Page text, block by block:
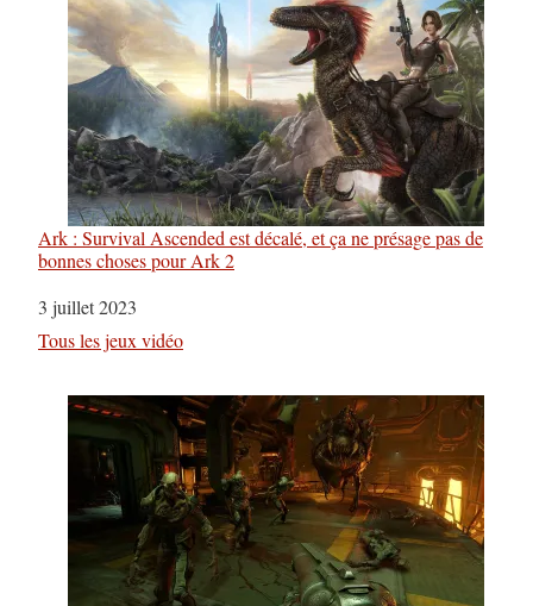
Ark : Survival Ascended est décalé, et ça ne présage pas de
bonnes choses pour Ark 2
Date
3 juillet 2023
Par rapport à
Tous les jeux vidéo